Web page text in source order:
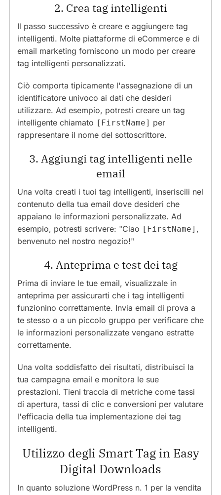
2. Crea tag intelligenti
Il passo successivo è creare e aggiungere tag
intelligenti. Molte piattaforme di eCommerce e di
email marketing forniscono un modo per creare
tag intelligenti personalizzati.
Ciò comporta tipicamente l'assegnazione di un
identificatore univoco ai dati che desideri
utilizzare. Ad esempio, potresti creare un tag
intelligente chiamato [FirstName] per
rappresentare il nome del sottoscrittore.
3. Aggiungi tag intelligenti nelle
email
Una volta creati i tuoi tag intelligenti, inseriscili nel
contenuto della tua email dove desideri che
appaiano le informazioni personalizzate. Ad
esempio, potresti scrivere: "Ciao [FirstName] ,
benvenuto nel nostro negozio!"
4. Anteprima e test dei tag
Prima di inviare le tue email, visualizzale in
anteprima per assicurarti che i tag intelligenti
funzionino correttamente. Invia email di prova a
te stesso o a un piccolo gruppo per verificare che
le informazioni personalizzate vengano estratte
correttamente.
Una volta soddisfatto dei risultati, distribuisci la
tua campagna email e monitora le sue
prestazioni. Tieni traccia di metriche come tassi
di apertura, tassi di clic e conversioni per valutare
l'efficacia della tua implementazione dei tag
intelligenti.
Utilizzo degli Smart Tag in Easy
Digital Downloads
In quanto soluzione WordPress n. 1 per la vendita